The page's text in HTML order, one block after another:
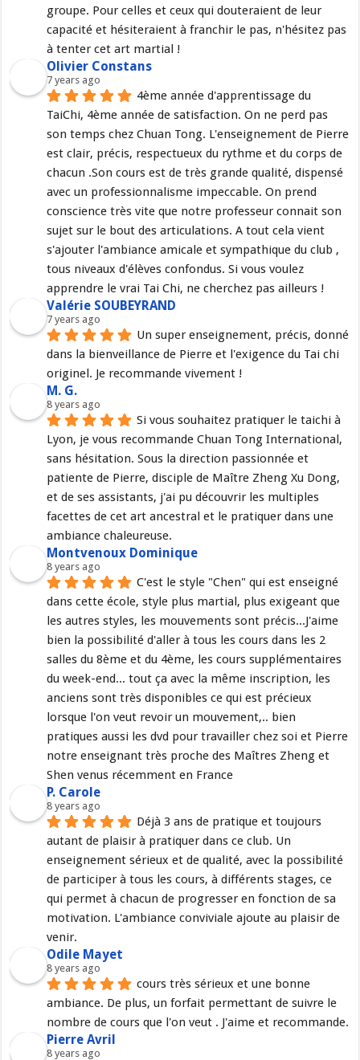
groupe. Pour celles et ceux qui douteraient de leur
capacité et hésiteraient à franchir le pas, n'hésitez pas
à tenter cet art martial !
Olivier Constans
7 years ago
4ème année d'apprentissage du
TaiChi, 4ème année de satisfaction. On ne perd pas
son temps chez Chuan Tong. L'enseignement de Pierre
est clair, précis, respectueux du rythme et du corps de
chacun .Son cours est de très grande qualité, dispensé
avec un professionnalisme impeccable. On prend
conscience très vite que notre professeur connait son
sujet sur le bout des articulations. A tout cela vient
s'ajouter l'ambiance amicale et sympathique du club ,
tous niveaux d'élèves confondus. Si vous voulez
apprendre le vrai Tai Chi, ne cherchez pas ailleurs !
Valérie SOUBEYRAND
7 years ago
Un super enseignement, précis, donné
dans la bienveillance de Pierre et l'exigence du Tai chi
originel. Je recommande vivement !
M. G.
8 years ago
Si vous souhaitez pratiquer le taichi à
Lyon, je vous recommande Chuan Tong International,
sans hésitation. Sous la direction passionnée et
patiente de Pierre, disciple de Maître Zheng Xu Dong,
et de ses assistants, j'ai pu découvrir les multiples
facettes de cet art ancestral et le pratiquer dans une
ambiance chaleureuse.
Montvenoux Dominique
8 years ago
C'est le style "Chen" qui est enseigné
dans cette école, style plus martial, plus exigeant que
les autres styles, les mouvements sont précis...J'aime
bien la possibilité d'aller à tous les cours dans les 2
salles du 8ème et du 4ème, les cours supplémentaires
du week-end... tout ça avec la même inscription, les
anciens sont très disponibles ce qui est précieux
lorsque l'on veut revoir un mouvement,.. bien
pratiques aussi les dvd pour travailler chez soi et Pierre
notre enseignant très proche des Maîtres Zheng et
Shen venus récemment en France
P. Carole
8 years ago
Déjà 3 ans de pratique et toujours
autant de plaisir à pratiquer dans ce club. Un
enseignement sérieux et de qualité, avec la possibilité
de participer à tous les cours, à différents stages, ce
qui permet à chacun de progresser en fonction de sa
motivation. L'ambiance conviviale ajoute au plaisir de
venir.
Odile Mayet
8 years ago
cours très sérieux et une bonne
ambiance. De plus, un forfait permettant de suivre le
nombre de cours que l'on veut . J'aime et recommande.
Pierre Avril
8 years ago